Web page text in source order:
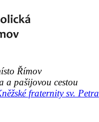
Římov
a pašijovou cestou
fraternity sv. Petra